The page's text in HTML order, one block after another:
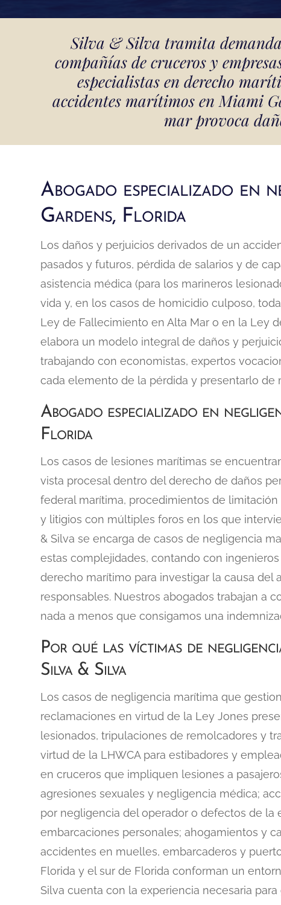
Silva & Silva tramita
compañías de cruceros y
especialistas en derecho
accidentes marítimos en Miami
mar provoca
Abogado especializado en
Gardens, Florida
Los daños y perjuicios derivados de un
pasados y futuros, pérdida de salarios y de
asistencia médica (para los marineros
vida y, en los casos de homicidio culposo,
Ley de Fallecimiento en Alta Mar o en la Ley
elabora un modelo integral de daños y
trabajando con economistas, expertos
cada elemento de la pérdida y presentarlo de
Abogado especializado en
Florida
Los casos de lesiones marítimas se
vista procesal dentro del derecho de daños
federal marítima, procedimientos de
y litigios con múltiples foros en los que
& Silva se encarga de casos de negligencia
estas complejidades, contando con
derecho marítimo para investigar la causa del
responsables. Nuestros abogados trabajan a
nada a menos que consigamos una
Por qué las víctimas de
Silva & Silva
Los casos de negligencia marítima que
reclamaciones en virtud de la Ley Jones
lesionados, tripulaciones de remolcadores y
virtud de la LHWCA para estibadores y
en cruceros que impliquen lesiones a
agresiones sexuales y negligencia médica;
por negligencia del operador o defectos de
embarcaciones personales; ahogamientos y
accidentes en muelles, embarcaderos y
Florida y el sur de Florida conforman un
Silva cuenta con la experiencia necesaria